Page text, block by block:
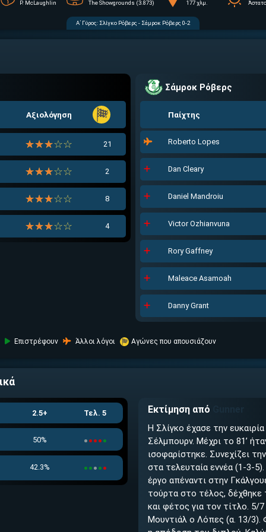
P. McLaughlin The Showgrounds (3.873) 177 χλμ.
Α΄ Γύρος: Σλίγκο Ρόβερς - Σάμροκ Ρόβερς 0-2
Αξιολόγηση
☆☆☆☆☆
★★★★★ 21
☆☆☆☆☆
★★★★★ 2
☆☆☆☆☆
★★★★★ 8
☆☆☆☆☆
★★★★★ 4
Σάμροκ Ρόβερς
Παίχτης
Roberto Lopes
Dan Cleary
Daniel Mandroiu
Victor Ozhianvuna
Rory Gaffney
Maleace Asamoah
Danny Grant
Επιστρέφουν Άλλοι λόγοι Αγώνες που απουσιάζουν
2.5+ Τελ. 5
50%
42.3%
Εκτίμηση από
Η Σλίγκο έχασε την
Σέλμπουρν. Μέχρι το 81’
ισοφαρίστηκε. Συνεχίζει
στα τελευταία εννέα (1-3-
έργο απέναντι στην
τούρτα στο τέλος, δέχθηκε
και φέτος για τον τίτλο.
Μουντιάλ ο Λόπες (α. 13/3).